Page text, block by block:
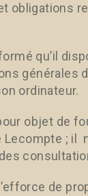
obligations
qu’il
générales
ordinateur.
objet de
Lecompte ; il
de